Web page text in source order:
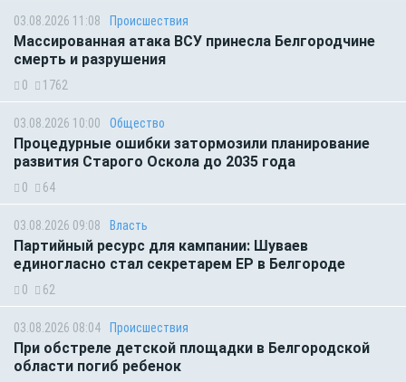
03.08.2026 11:08 Происшествия
Массированная атака ВСУ принесла Белгородчине
смерть и разрушения
0 1762
03.08.2026 10:00 Общество
Процедурные ошибки затормозили планирование
развития Старого Оскола до 2035 года
0 64
03.08.2026 09:08 Власть
Партийный ресурс для кампании: Шуваев
единогласно стал секретарем ЕР в Белгороде
0 62
03.08.2026 08:04 Происшествия
При обстреле детской площадки в Белгородской
области погиб ребенок